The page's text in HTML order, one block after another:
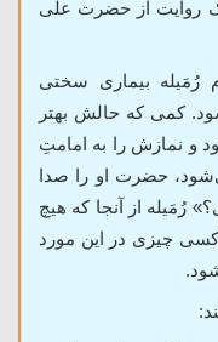
روایت از حضرت علی
رُمَیله بیماری سختی
کمی که حالش بهتر
و نمازش را به امامتِ
حضرت او را صدا
رُمَیله از آنجا که هیچ
چیزی در این مورد